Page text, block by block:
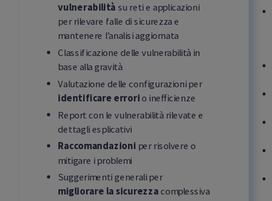
vulnerabilità su reti e applicazioni
per rilevare falle di sicurezza e
mantenere l’analisi aggiornata
Classificazione delle vulnerabilità in
base alla gravità
Valutazione delle configurazioni per
identificare errorio inefficienze
Report con le vulnerabilità rilevate e
dettagli esplicativi
Raccomandazioni per risolvere o
mitigare i problemi
Suggerimenti generali per
migliorare la sicurezzacomplessiva